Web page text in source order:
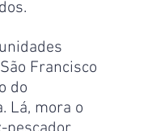
Francisco
do
Lá, mora o